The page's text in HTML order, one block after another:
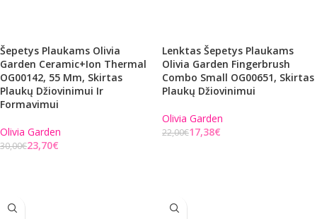
Šepetys Plaukams Olivia
Garden Ceramic+Ion Thermal
OG00142, 55 Mm, Skirtas
Plaukų Džiovinimui Ir
Formavimui
Olivia Garden
30,00€23,70€
Lenktas Šepetys Plaukams
Olivia Garden Fingerbrush
Combo Small OG00651, Skirtas
Plaukų Džiovinimui
Olivia Garden
22,00€17,38€